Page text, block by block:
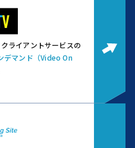
ライアントサービスの
デマンド（Video On